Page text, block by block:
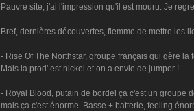
Pauvre site, j'ai l'impression qu'il est mouru. Je
Bref, dernières découvertes, flemme de mettre les
- Rise Of The Northstar, groupe français qui gère
Mais la prod' est nickel et on a envie de jumper !
- Royal Blood, putain de bordel ça c'est un groupe
mais ça c'est énorme. Basse + batterie, feeling